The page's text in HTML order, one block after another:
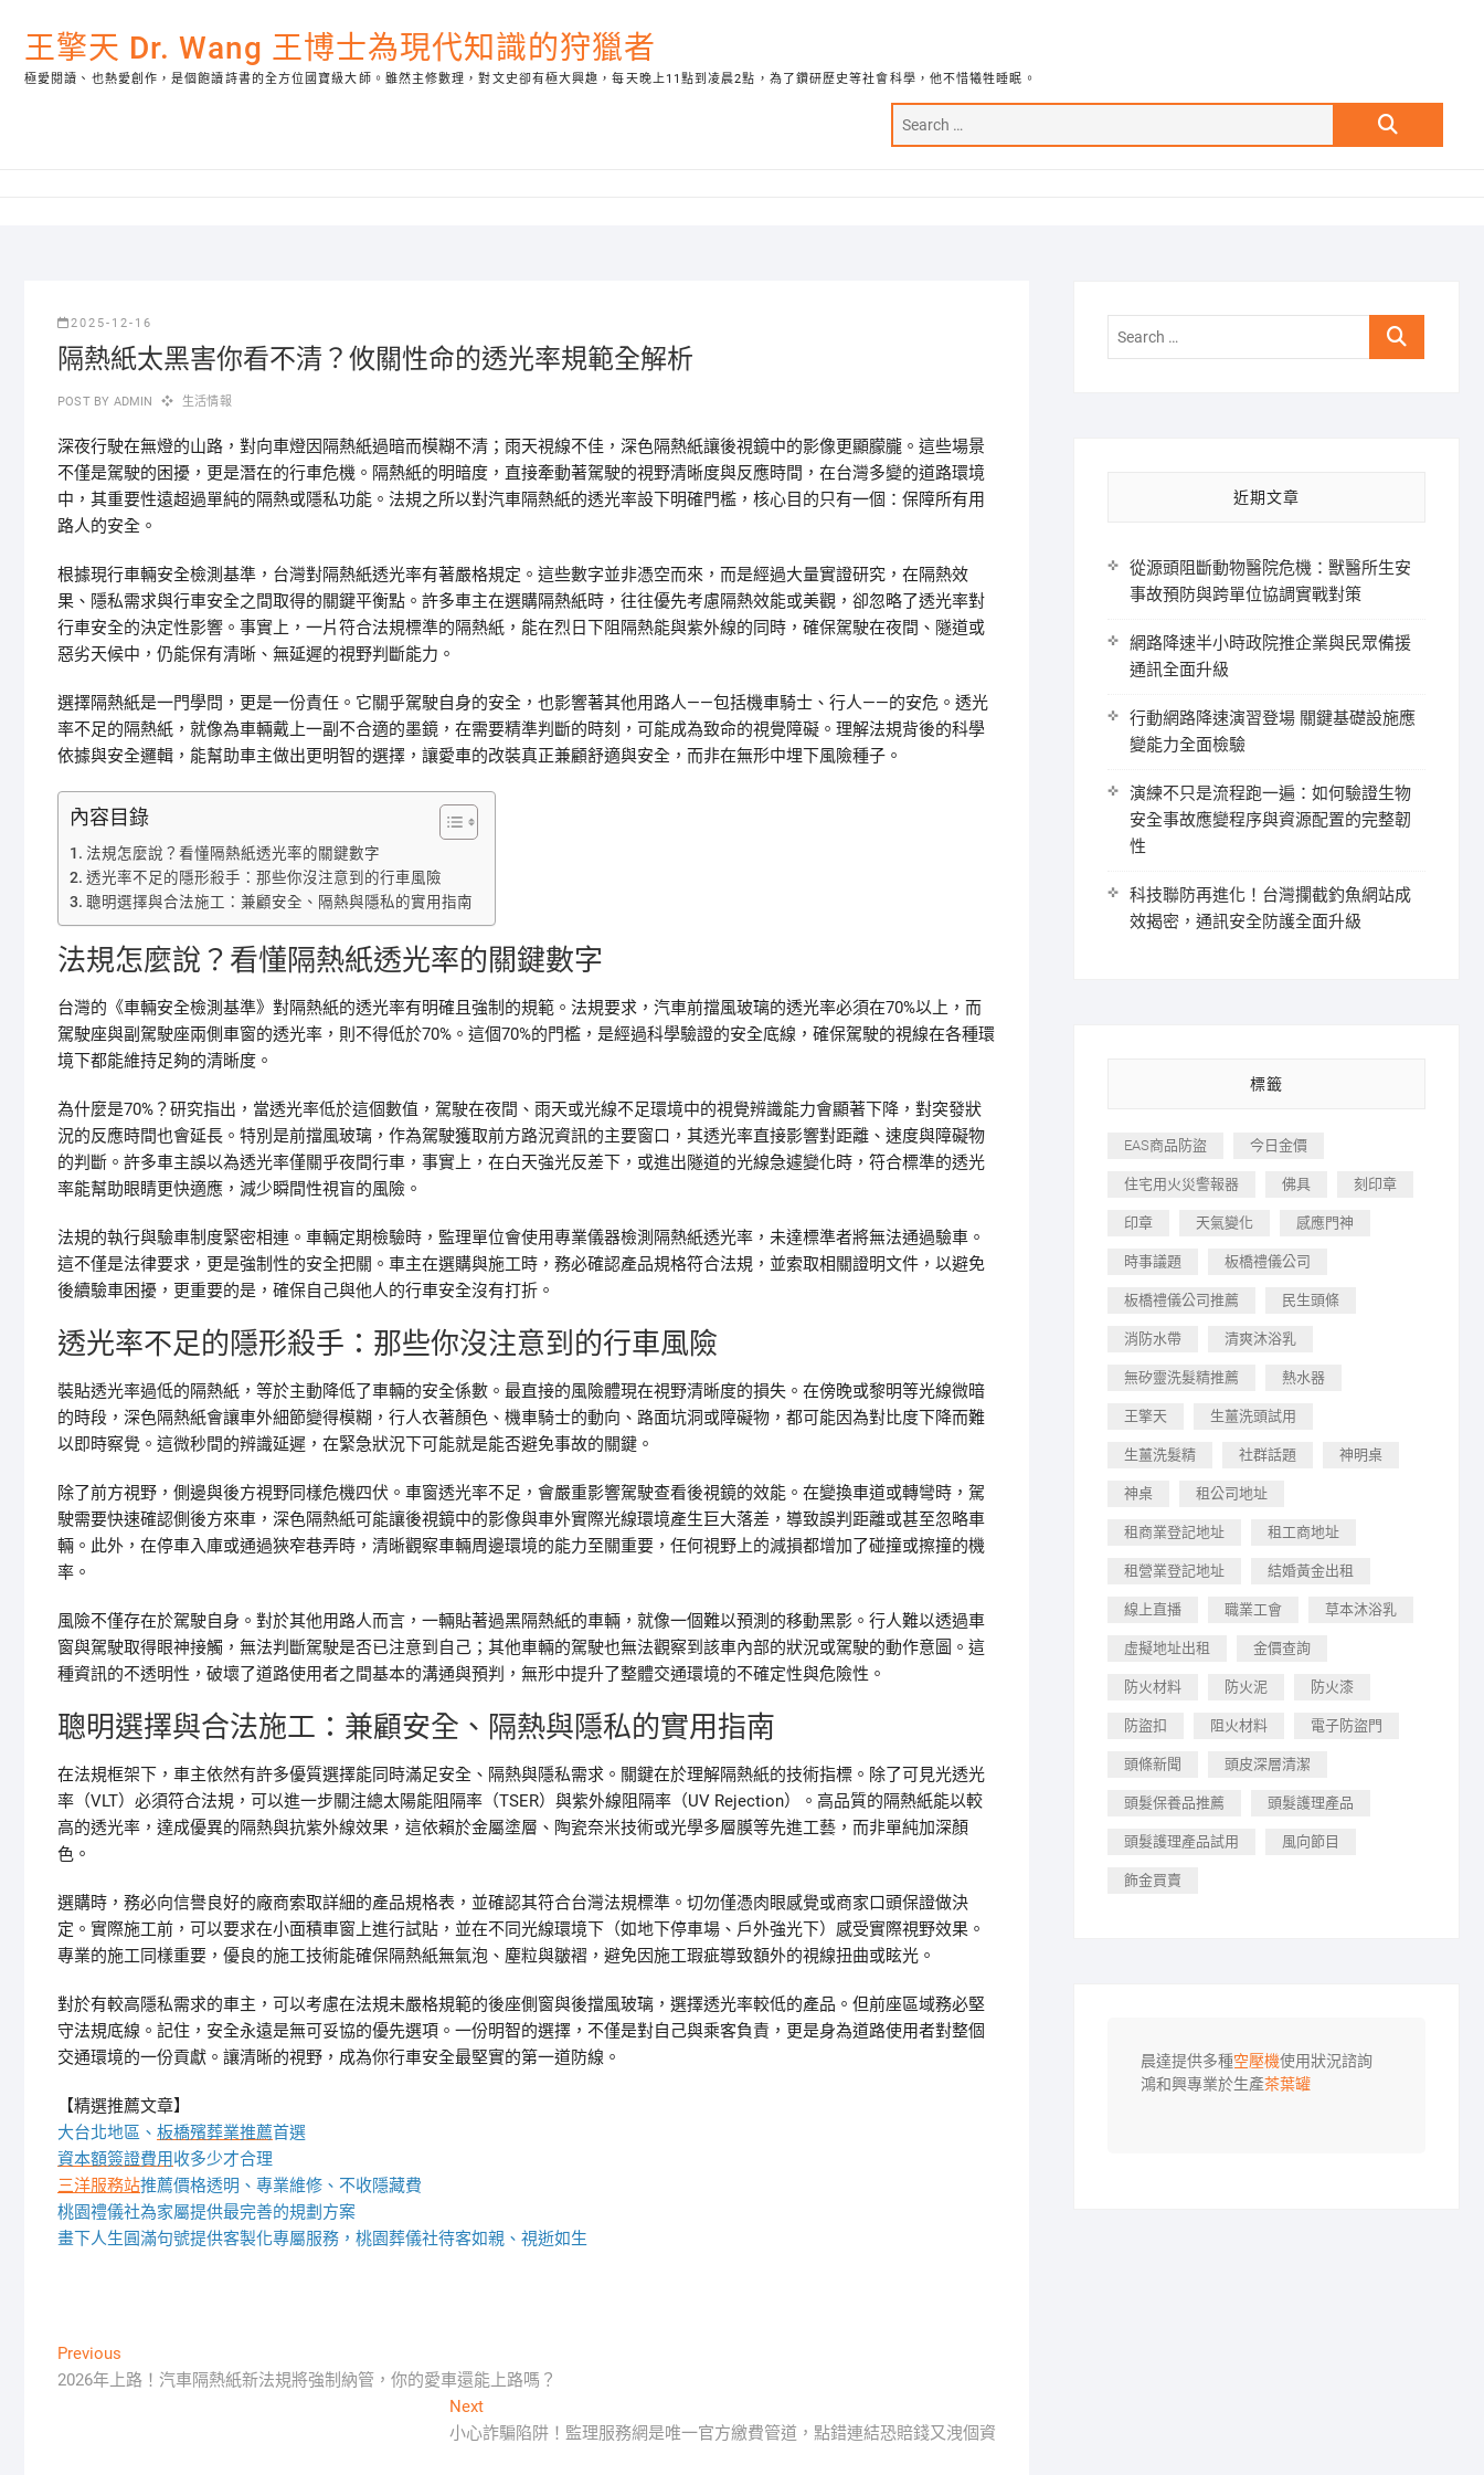
content王擎天 Dr. Wang 王博士為現代知識的狩獵者
極愛閱讀、也熱愛創作，是個飽讀詩書的全方位國寶級大師。雖然主修數理，對文史卻有極大興趣，每天晚上11點到凌晨2點，為了鑽研歷史等社會科學，他不惜犧牲睡眠。
Search
2025-12-16
隔熱紙太黑害你看不清？攸關性命的透光率規範全解析
POST BY ADMIN 生活情報
深夜行駛在無燈的山路，對向車燈因隔熱紙過暗而模糊不清；雨天視線不佳，深色隔熱紙讓後視鏡中的影像更顯朦朧。這些場景
不僅是駕駛的困擾，更是潛在的行車危機。隔熱紙的明暗度，直接牽動著駕駛的視野清晰度與反應時間，在台灣多變的道路環境
中，其重要性遠超過單純的隔熱或隱私功能。法規之所以對汽車隔熱紙的透光率設下明確門檻，核心目的只有一個：保障所有用
路人的安全。
根據現行車輛安全檢測基準，台灣對隔熱紙透光率有著嚴格規定。這些數字並非憑空而來，而是經過大量實證研究，在隔熱效
果、隱私需求與行車安全之間取得的關鍵平衡點。許多車主在選購隔熱紙時，往往優先考慮隔熱效能或美觀，卻忽略了透光率對
行車安全的決定性影響。事實上，一片符合法規標準的隔熱紙，能在烈日下阻隔熱能與紫外線的同時，確保駕駛在夜間、隧道或
惡劣天候中，仍能保有清晰、無延遲的視野判斷能力。
選擇隔熱紙是一門學問，更是一份責任。它關乎駕駛自身的安全，也影響著其他用路人——包括機車騎士、行人——的安危。透光
率不足的隔熱紙，就像為車輛戴上一副不合適的墨鏡，在需要精準判斷的時刻，可能成為致命的視覺障礙。理解法規背後的科學
依據與安全邏輯，能幫助車主做出更明智的選擇，讓愛車的改裝真正兼顧舒適與安全，而非在無形中埋下風險種子。
內容目錄
法規怎麼說？看懂隔熱紙透光率的關鍵數字
透光率不足的隱形殺手：那些你沒注意到的行車風險
聰明選擇與合法施工：兼顧安全、隔熱與隱私的實用指南
法規怎麼說？看懂隔熱紙透光率的關鍵數字
台灣的《車輛安全檢測基準》對隔熱紙的透光率有明確且強制的規範。法規要求，汽車前擋風玻璃的透光率必須在70%以上，而
駕駛座與副駕駛座兩側車窗的透光率，則不得低於70%。這個70%的門檻，是經過科學驗證的安全底線，確保駕駛的視線在各種環
境下都能維持足夠的清晰度。
為什麼是70%？研究指出，當透光率低於這個數值，駕駛在夜間、雨天或光線不足環境中的視覺辨識能力會顯著下降，對突發狀
況的反應時間也會延長。特別是前擋風玻璃，作為駕駛獲取前方路況資訊的主要窗口，其透光率直接影響對距離、速度與障礙物
的判斷。許多車主誤以為透光率僅關乎夜間行車，事實上，在白天強光反差下，或進出隧道的光線急遽變化時，符合標準的透光
率能幫助眼睛更快適應，減少瞬間性視盲的風險。
法規的執行與驗車制度緊密相連。車輛定期檢驗時，監理單位會使用專業儀器檢測隔熱紙透光率，未達標準者將無法通過驗車。
這不僅是法律要求，更是強制性的安全把關。車主在選購與施工時，務必確認產品規格符合法規，並索取相關證明文件，以避免
後續驗車困擾，更重要的是，確保自己與他人的行車安全沒有打折。
透光率不足的隱形殺手：那些你沒注意到的行車風險
裝貼透光率過低的隔熱紙，等於主動降低了車輛的安全係數。最直接的風險體現在視野清晰度的損失。在傍晚或黎明等光線微暗
的時段，深色隔熱紙會讓車外細節變得模糊，行人衣著顏色、機車騎士的動向、路面坑洞或障礙物，都可能因為對比度下降而難
以即時察覺。這微秒間的辨識延遲，在緊急狀況下可能就是能否避免事故的關鍵。
除了前方視野，側邊與後方視野同樣危機四伏。車窗透光率不足，會嚴重影響駕駛查看後視鏡的效能。在變換車道或轉彎時，駕
駛需要快速確認側後方來車，深色隔熱紙可能讓後視鏡中的影像與車外實際光線環境產生巨大落差，導致誤判距離或甚至忽略車
輛。此外，在停車入庫或通過狹窄巷弄時，清晰觀察車輛周邊環境的能力至關重要，任何視野上的減損都增加了碰撞或擦撞的機
率。
風險不僅存在於駕駛自身。對於其他用路人而言，一輛貼著過黑隔熱紙的車輛，就像一個難以預測的移動黑影。行人難以透過車
窗與駕駛取得眼神接觸，無法判斷駕駛是否已注意到自己；其他車輛的駕駛也無法觀察到該車內部的狀況或駕駛的動作意圖。這
種資訊的不透明性，破壞了道路使用者之間基本的溝通與預判，無形中提升了整體交通環境的不確定性與危險性。
聰明選擇與合法施工：兼顧安全、隔熱與隱私的實用指南
在法規框架下，車主依然有許多優質選擇能同時滿足安全、隔熱與隱私需求。關鍵在於理解隔熱紙的技術指標。除了可見光透光
率（VLT）必須符合法規，可以進一步關注總太陽能阻隔率（TSER）與紫外線阻隔率（UV Rejection）。高品質的隔熱紙能以較
高的透光率，達成優異的隔熱與抗紫外線效果，這依賴於金屬塗層、陶瓷奈米技術或光學多層膜等先進工藝，而非單純加深顏
色。
選購時，務必向信譽良好的廠商索取詳細的產品規格表，並確認其符合台灣法規標準。切勿僅憑肉眼感覺或商家口頭保證做決
定。實際施工前，可以要求在小面積車窗上進行試貼，並在不同光線環境下（如地下停車場、戶外強光下）感受實際視野效果。
專業的施工同樣重要，優良的施工技術能確保隔熱紙無氣泡、塵粒與皺褶，避免因施工瑕疵導致額外的視線扭曲或眩光。
對於有較高隱私需求的車主，可以考慮在法規未嚴格規範的後座側窗與後擋風玻璃，選擇透光率較低的產品。但前座區域務必堅
守法規底線。記住，安全永遠是無可妥協的優先選項。一份明智的選擇，不僅是對自己與乘客負責，更是身為道路使用者對整個
交通環境的一份貢獻。讓清晰的視野，成為你行車安全最堅實的第一道防線。
【精選推薦文章】
大台北地區、 板橋殯葬業推薦首選
資本額簽證費用收多少才合理
三洋服務站推薦價格透明、專業維修、不收隱藏費
桃園禮儀社為家屬提供最完善的規劃方案
畫下人生圓滿句號提供客製化專屬服務，桃園葬儀社待客如親、視逝如生
文
章
Previous
post:
2026年上路！汽車隔熱紙新法規將強制納管，你的愛車還能上路嗎？
NextNext
post:
小心詐騙陷阱！監理服務網是唯一官方繳費管道，點錯連結恐賠錢又洩個資
Search
近期文章
從源頭阻斷動物醫院危機：獸醫所生安
事故預防與跨單位協調實戰對策
網路降速半小時政院推企業與民眾備援
通訊全面升級
行動網路降速演習登場 關鍵基礎設施應
變能力全面檢驗
演練不只是流程跑一遍：如何驗證生物
安全事故應變程序與資源配置的完整韌
性
科技聯防再進化！台灣攔截釣魚網站成
效揭密，通訊安全防護全面升級
標籤
EAS商品防盜 今日金價
住宅用火災警報器 佛具 刻印章
印章 天氣變化 感應門神
時事議題 板橋禮儀公司
板橋禮儀公司推薦 民生頭條
消防水帶 清爽沐浴乳
無矽靈洗髮精推薦 熱水器
王擎天 生薑洗頭試用
生薑洗髮精 社群話題 神明桌
神桌 租公司地址
租商業登記地址 租工商地址
租營業登記地址 結婚黃金出租
線上直播 職業工會 草本沐浴乳
虛擬地址出租 金價查詢
防火材料 防火泥 防火漆
防盜扣 阻火材料 電子防盜門
頭條新聞 頭皮深層清潔
頭髮保養品推薦 頭髮護理產品
頭髮護理產品試用 風向節目
飾金買賣
晨達提供多種空壓機使用狀況諮詢
鴻和興專業於生產茶葉罐